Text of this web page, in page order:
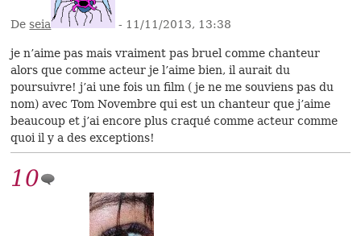
Deseia - 11/11/2013, 13:38
je n’aime pas mais vraiment pas bruel comme chanteur
alors que comme acteur je l’aime bien, il aurait du
poursuivre! j’ai une fois un film ( je ne me souviens pas du
nom) avec Tom Novembre qui est un chanteur que j’aime
beaucoup et j’ai encore plus craqué comme acteur comme
quoi il y a des exceptions!
10